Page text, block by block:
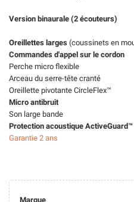
Version binaurale (2 écouteurs)
Oreillettes larges (coussinets en
Commandes d'appel sur le cordon
Perche micro flexible
Arceau du serre-tête cranté
Oreillette pivotante CircleFlex™
Micro antibruit
Son large bande
Protection acoustique ActiveGuard™
Garantie 2 ans
Marque